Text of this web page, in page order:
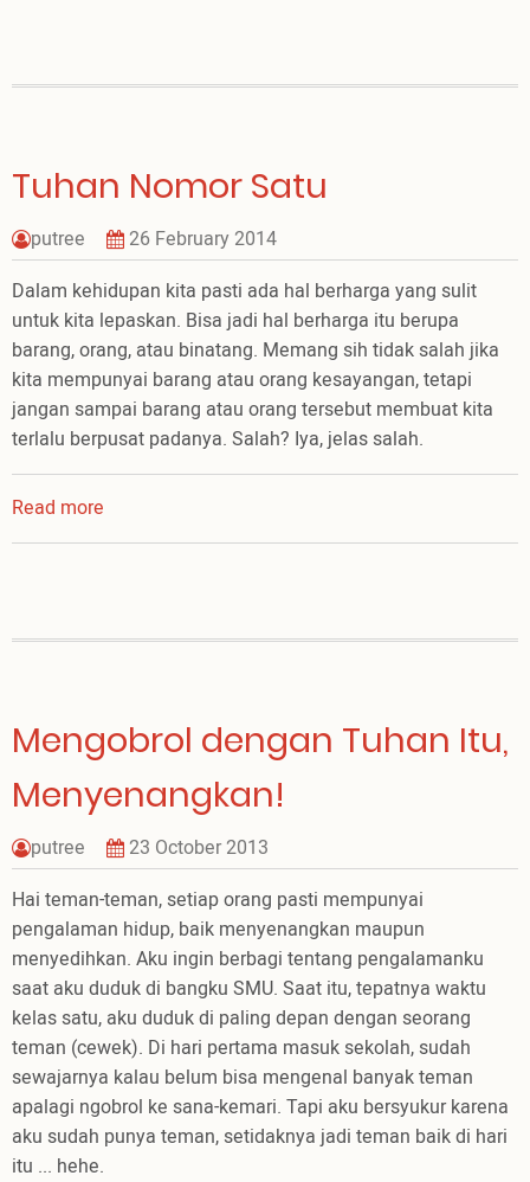
Tuhan Nomor Satu
putree
26 February 2014
Dalam kehidupan kita pasti ada hal berharga yang sulit
untuk kita lepaskan. Bisa jadi hal berharga itu berupa
barang, orang, atau binatang. Memang sih tidak salah jika
kita mempunyai barang atau orang kesayangan, tetapi
jangan sampai barang atau orang tersebut membuat kita
terlalu berpusat padanya. Salah? Iya, jelas salah.
Read more
Tuhan
Mengobrol dengan Tuhan Itu,
Menyenangkan!
putree
23 October 2013
Hai teman-teman, setiap orang pasti mempunyai
pengalaman hidup, baik menyenangkan maupun
menyedihkan. Aku ingin berbagi tentang pengalamanku
saat aku duduk di bangku SMU. Saat itu, tepatnya waktu
kelas satu, aku duduk di paling depan dengan seorang
teman (cewek). Di hari pertama masuk sekolah, sudah
sewajarnya kalau belum bisa mengenal banyak teman
apalagi ngobrol ke sana-kemari. Tapi aku bersyukur karena
aku sudah punya teman, setidaknya jadi teman baik di hari
itu ... hehe.